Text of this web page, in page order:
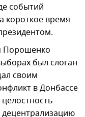
событий
короткое время
Порошенко
был слоган
своим
в Донбассе